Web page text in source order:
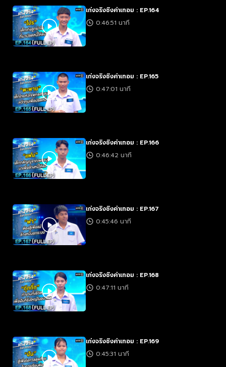
เก่งจริงชิงค่าเทอม : EP.164
0:46:51 นาที
เก่งจริงชิงค่าเทอม : EP.165
0:47:01 นาที
เก่งจริงชิงค่าเทอม : EP.166
0:46:42 นาที
เก่งจริงชิงค่าเทอม : EP.167
0:45:46 นาที
เก่งจริงชิงค่าเทอม : EP.168
0:47:11 นาที
เก่งจริงชิงค่าเทอม : EP.169
0:45:31 นาที